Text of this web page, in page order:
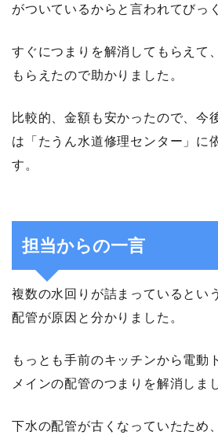
がついているからと言われてびっ
すぐにつまりを解消してもらえて
もらえたので助かりました。
比較的、金額も安かったので、今
は「たうん水道修理センター」に
す。
担当からの一言
複数の水回りが詰まっているとい
配管が原因と分かりました。
もっとも手前のキッチンから電動
メインの配管のつまりを解消しま
下水の配管が古くなっていたため